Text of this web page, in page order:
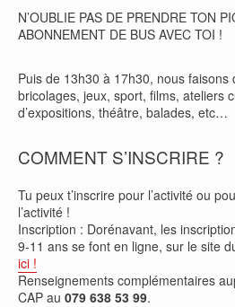
N’OUBLIE PAS DE PRENDRE TON
ABONNEMENT DE BUS AVEC TOI !
Puis de 13h30 à 17h30, nous faisons
bricolages, jeux, sport, films, ateliers
d’expositions, théâtre, balades, etc…
COMMENT S’INSCRIRE ?
Tu peux t’inscrire pour l’activité ou
l’activité !
Inscription : Dorénavant, les
9-11 ans se font en ligne, sur le site
ici !
Renseignements complémentaires
CAP au 079 638 53 99.